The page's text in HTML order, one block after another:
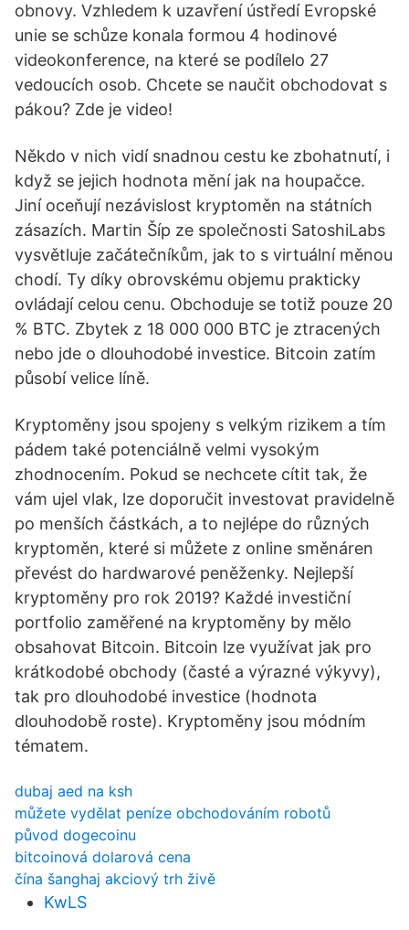
obnovy. Vzhledem k uzavření ústředí Evropské
unie se schůze konala formou 4 hodinové
videokonference, na které se podílelo 27
vedoucích osob. Chcete se naučit obchodovat s
pákou? Zde je video!
Někdo v nich vidí snadnou cestu ke zbohatnutí, i
když se jejich hodnota mění jak na houpačce.
Jiní oceňují nezávislost kryptoměn na státních
zásazích. Martin Šíp ze společnosti SatoshiLabs
vysvětluje začátečníkům, jak to s virtuální měnou
chodí. Ty díky obrovskému objemu prakticky
ovládají celou cenu. Obchoduje se totiž pouze 20
% BTC. Zbytek z 18 000 000 BTC je ztracených
nebo jde o dlouhodobé investice. Bitcoin zatím
působí velice líně.
Kryptoměny jsou spojeny s velkým rizikem a tím
pádem také potenciálně velmi vysokým
zhodnocením. Pokud se nechcete cítit tak, že
vám ujel vlak, lze doporučit investovat pravidelně
po menších částkách, a to nejlépe do různých
kryptoměn, které si můžete z online směnáren
převést do hardwarové peněženky. Nejlepší
kryptoměny pro rok 2019? Každé investiční
portfolio zaměřené na kryptoměny by mělo
obsahovat Bitcoin. Bitcoin lze využívat jak pro
krátkodobé obchody (časté a výrazné výkyvy),
tak pro dlouhodobé investice (hodnota
dlouhodobě roste). Kryptoměny jsou módním
tématem.
dubaj aed na ksh
můžete vydělat peníze obchodováním robotů
původ dogecoinu
bitcoinová dolarová cena
čína šanghaj akciový trh živě
KwLS